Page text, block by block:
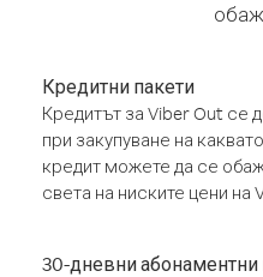
Кредитни пакети
Кредитът за Viber Out се
при закупуване на
кредит можете да се
света на ниските цени на
30-дневни абонаментни